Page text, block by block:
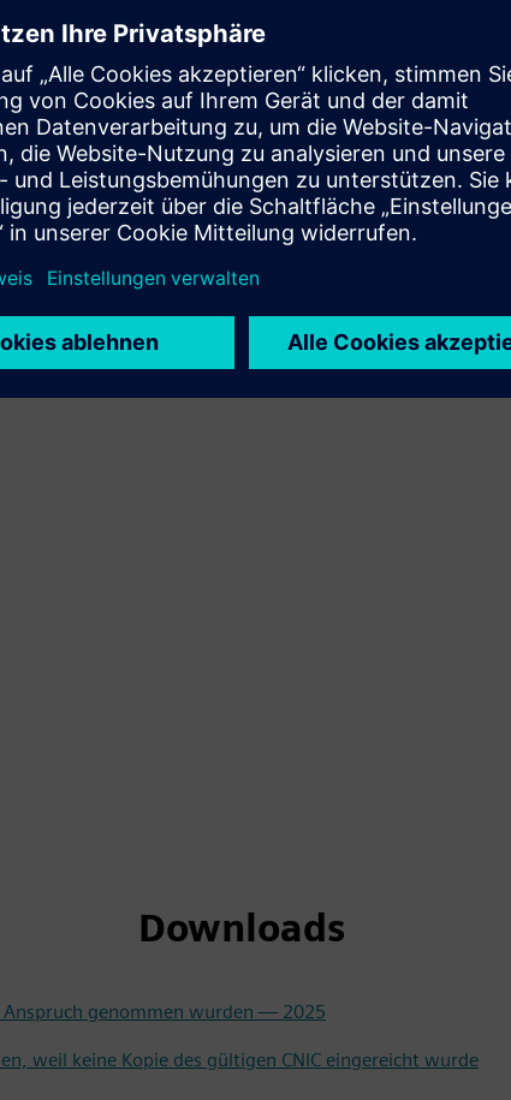
der
Downloads
genommen wurden — 2025
weil keine Kopie des gültigen CNIC eingereicht wurde